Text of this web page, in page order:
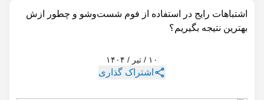
اشتباهات رایج در استفاده از فوم شست‌وشو و چطور ازش
بهترین نتیجه بگیریم؟
اشتراک گذاری